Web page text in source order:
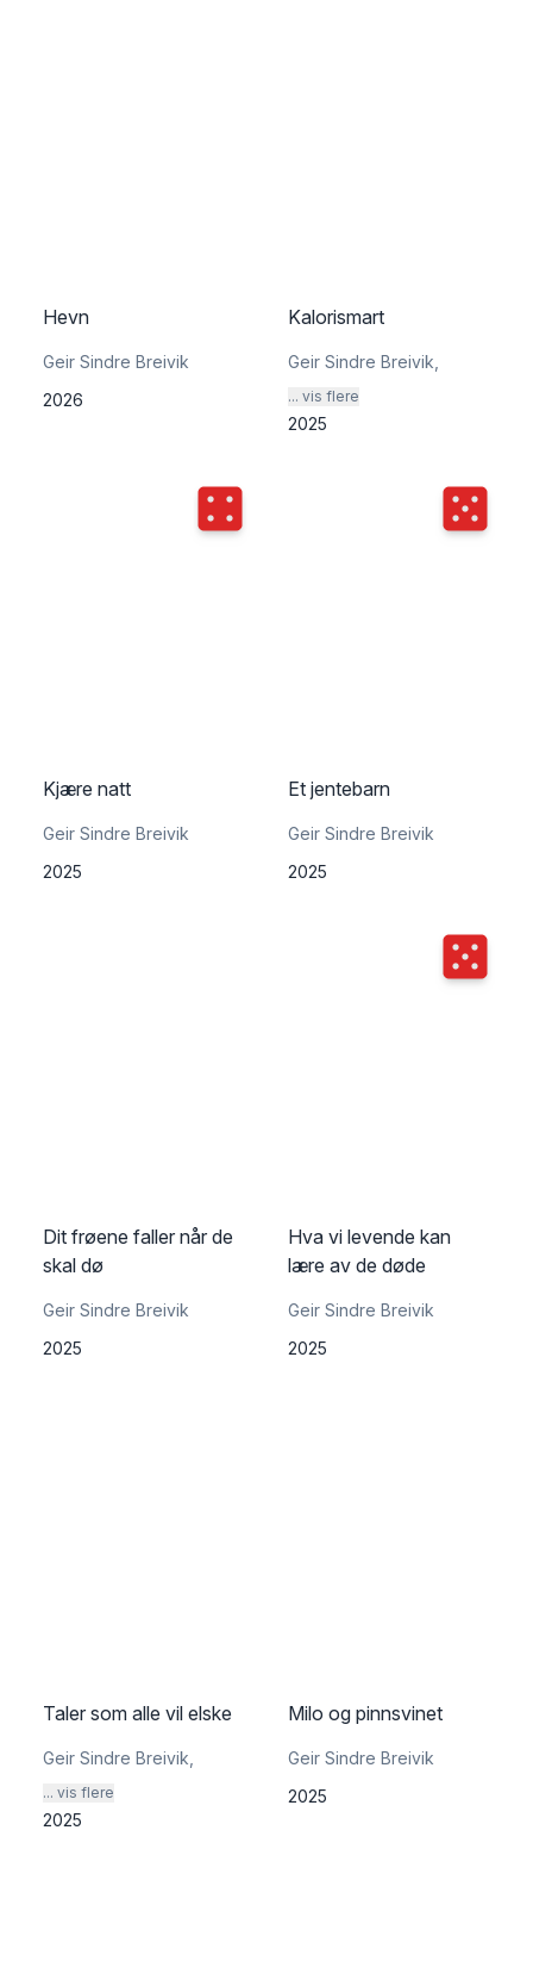
Hevn
Geir Sindre Breivik
2026
Kalorismart
Geir Sindre Breivik
... vis flere
2025
Terningkast
Kjære natt
Geir Sindre Breivik
2025
Et jentebarn
Geir Sindre Breivik
2025
Dit frøene faller når de
skal dø
Geir Sindre Breivik
2025
Hva vi levende kan
lære av de døde
Geir Sindre Breivik
2025
Taler som alle vil elske
Geir Sindre Breivik
... vis flere
2025
Milo og pinnsvinet
Geir Sindre Breivik
2025